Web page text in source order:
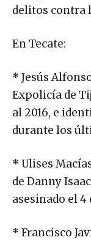
delitos contra
En Tecate:
* Jesús
Expolicía de
al 2016, e
durante los
* Ulises
de Danny
asesinado el 4
* Francisco